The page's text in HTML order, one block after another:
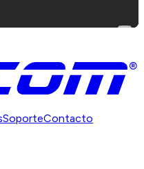
SoporteContacto